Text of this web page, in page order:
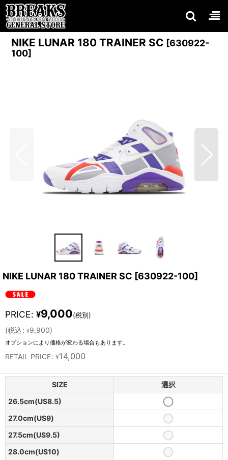
NIKE LUNAR 180 TRAINER SC [630922-
100]
NIKE LUNAR 180 TRAINER SC [630922-100]
PRICE: ¥9,000(税別)
(税込: ¥9,900)
オプションにより価格が変わる場合もあります。
RETAIL PRICE: ¥14,000
SIZE
選択
26.5cm(US8.5)
27.0cm(US9)
27.5cm(US9.5)
28.0cm(US10)